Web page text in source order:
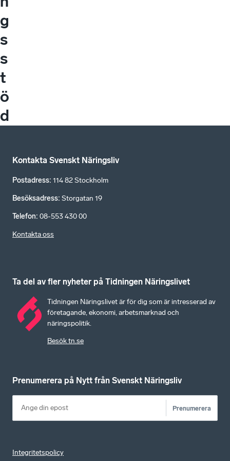
g
s
s
t
ö
d
Kontakta Svenskt Näringsliv
Postadress: 114 82 Stockholm
Besöksadress: Storgatan 19
Telefon: 08-553 430 00
Kontakta oss
Ta del av fler nyheter på Tidningen Näringslivet
Tidningen Näringslivet är för dig som är intresserad av
företagande, ekonomi, arbetsmarknad och
näringspolitik.
Besök tn.se
Prenumerera på Nytt från Svenskt Näringsliv
Prenumerera
Integritetspolicy